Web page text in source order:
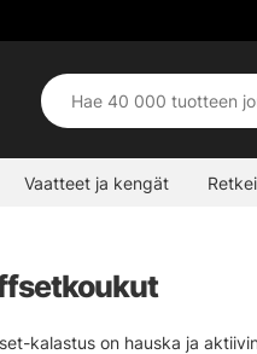
Vaatteet ja kengät
kalastus on hauska ja